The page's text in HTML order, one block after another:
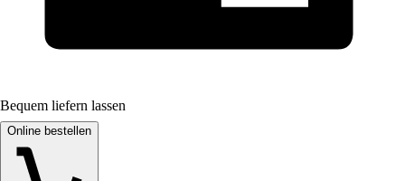
Bequem liefern lassen
Online bestellen